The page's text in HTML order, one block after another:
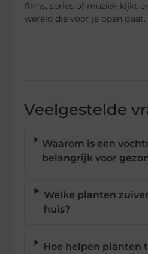
films, series of muziek kijkt
wereld die voor je open gaat.
Veelgestelde
Waarom is een
belangrijk voor
Welke planten
huis?
Hoe helpen planten